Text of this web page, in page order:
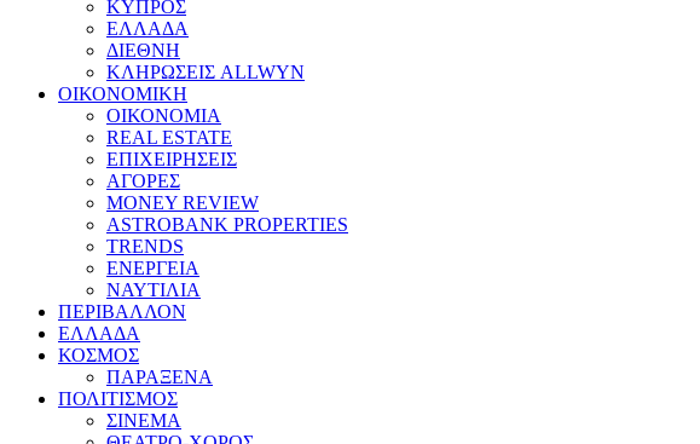
ΚΥΠΡΟΣ
ΕΛΛΑΔΑ
ΔΙΕΘΝΗ
ΚΛΗΡΩΣΕΙΣ ALLWYN
ΟΙΚΟΝΟΜΙΚΗ
ΟΙΚΟΝΟΜΙΑ
REAL ESTATE
ΕΠΙΧΕΙΡΗΣΕΙΣ
ΑΓΟΡΕΣ
MONEY REVIEW
ASTROBANK PROPERTIES
TRENDS
ΕΝΕΡΓΕΙΑ
ΝΑΥΤΙΛΙΑ
ΠΕΡΙΒΑΛΛΟΝ
ΕΛΛΑΔΑ
ΚΟΣΜΟΣ
ΠΑΡΑΞΕΝΑ
ΠΟΛΙΤΙΣΜΟΣ
ΣΙΝΕΜΑ